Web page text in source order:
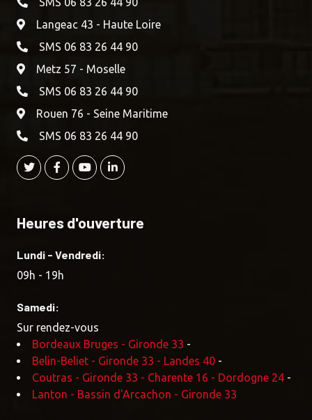
Langeac 43 - Haute Loire
SMS 06 83 26 44 90
Metz 57 - Moselle
SMS 06 83 26 44 90
Rouen 76 - Seine Maritime
SMS 06 83 26 44 90
Heures d'ouverture
Lundi - Vendredi:
09h - 19h
Samedi:
Sur rendez-vous
Bordeaux Bruges - Gironde 33 -
Belin-Beliet - Gironde 33 - Landes 40 -
Coutras - Gironde 33 - Charente 16 - Dordogne 24 -
Lanton - Bassin d'Arcachon - Gironde 33